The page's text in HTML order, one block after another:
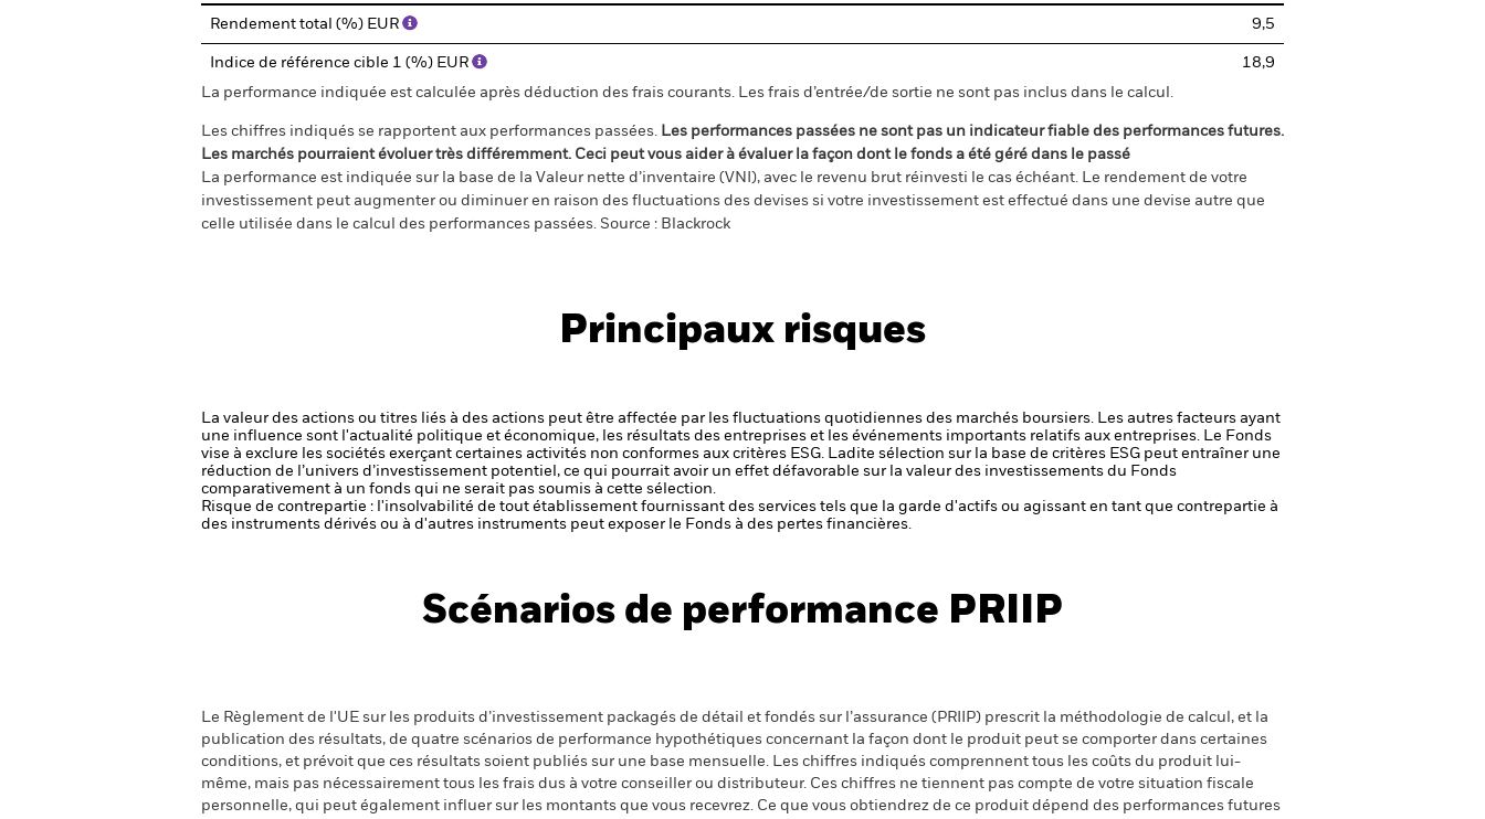
Rendement total (%) EUR 9,5
Indice de référence cible 1 (%) EUR
18,9
La performance indiquée est calculée après déduction des frais courants. Les frais d’entrée/de sortie ne sont pas inclus dans le calcul.
Les chiffres indiqués se rapportent aux performances passées. Les performances passées ne sont pas un indicateur fiable des performances futures.
Les marchés pourraient évoluer très différemment. Ceci peut vous aider à évaluer la façon dont le fonds a été géré dans le passé
La performance est indiquée sur la base de la Valeur nette d’inventaire (VNI), avec le revenu brut réinvesti le cas échéant. Le rendement de votre
investissement peut augmenter ou diminuer en raison des fluctuations des devises si votre investissement est effectué dans une devise autre que
celle utilisée dans le calcul des performances passées. Source : Blackrock
Principaux risques
La valeur des actions ou titres liés à des actions peut être affectée par les fluctuations quotidiennes des marchés boursiers. Les autres facteurs ayant
une influence sont l'actualité politique et économique, les résultats des entreprises et les événements importants relatifs aux entreprises. Le Fonds
vise à exclure les sociétés exerçant certaines activités non conformes aux critères ESG. Ladite sélection sur la base de critères ESG peut entraîner une
réduction de l’univers d’investissement potentiel, ce qui pourrait avoir un effet défavorable sur la valeur des investissements du Fonds
comparativement à un fonds qui ne serait pas soumis à cette sélection.
Risque de contrepartie : l'insolvabilité de tout établissement fournissant des services tels que la garde d'actifs ou agissant en tant que contrepartie à
des instruments dérivés ou à d'autres instruments peut exposer le Fonds à des pertes financières.
Scénarios de performance PRIIP
Le Règlement de l'UE sur les produits d’investissement packagés de détail et fondés sur l’assurance (PRIIP) prescrit la méthodologie de calcul, et la
publication des résultats, de quatre scénarios de performance hypothétiques concernant la façon dont le produit peut se comporter dans certaines
conditions, et prévoit que ces résultats soient publiés sur une base mensuelle. Les chiffres indiqués comprennent tous les coûts du produit lui-
même, mais pas nécessairement tous les frais dus à votre conseiller ou distributeur. Ces chiffres ne tiennent pas compte de votre situation fiscale
personnelle, qui peut également influer sur les montants que vous recevrez. Ce que vous obtiendrez de ce produit dépend des performances futures